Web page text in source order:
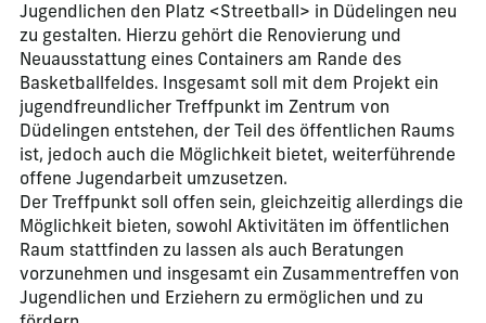
Jugendlichen den Platz <Streetball> in Düdelingen neu
zu gestalten. Hierzu gehört die Renovierung und
Neuausstattung eines Containers am Rande des
Basketballfeldes. Insgesamt soll mit dem Projekt ein
jugendfreundlicher Treffpunkt im Zentrum von
Düdelingen entstehen, der Teil des öffentlichen Raums
ist, jedoch auch die Möglichkeit bietet, weiterführende
offene Jugendarbeit umzusetzen.
Der Treffpunkt soll offen sein, gleichzeitig allerdings die
Möglichkeit bieten, sowohl Aktivitäten im öffentlichen
Raum stattfinden zu lassen als auch Beratungen
vorzunehmen und insgesamt ein Zusammentreffen von
Jugendlichen und Erziehern zu ermöglichen und zu